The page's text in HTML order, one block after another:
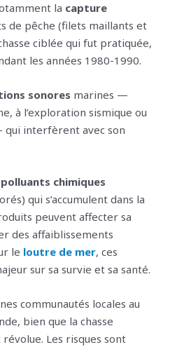
la capture
de pêche (filets maillants et
ciblée qui fut pratiquée,
les années 1980-1990.
sonores marines —
à l’exploration sismique ou
interfèrent avec son
polluants chimiques
qui s’accumulent dans la
peuvent affecter sa
des affaiblissements
le loutre de mer, ces
sur sa survie et sa santé.
communautés locales au
bien que la chasse
Les risques sont